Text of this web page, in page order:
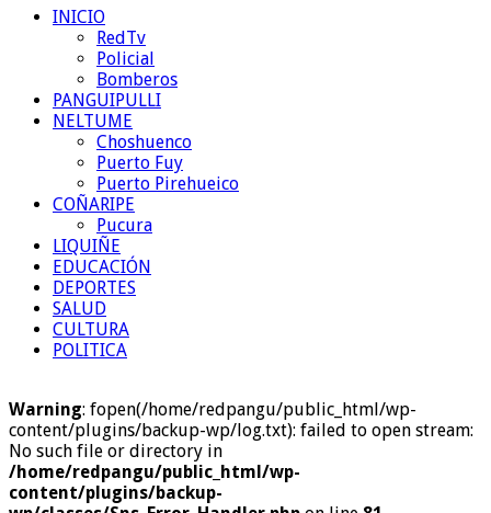
INICIO
RedTv
Policial
Bomberos
PANGUIPULLI
NELTUME
Choshuenco
Puerto Fuy
Puerto Pirehueico
COÑARIPE
Pucura
LIQUIÑE
EDUCACIÓN
DEPORTES
SALUD
CULTURA
POLITICA
Warning: fopen(/home/redpangu/public_html/wp-
content/plugins/backup-wp/log.txt): failed to open stream:
No such file or directory in
/home/redpangu/public_html/wp-
content/plugins/backup-